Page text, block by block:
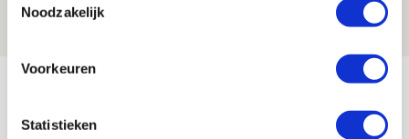
Noodzakelijk
Voorkeuren
Statistieken
07 AUGUSTUS 2026 - 00:36
Trotse Klaassen: ‘Vierhonderd duels